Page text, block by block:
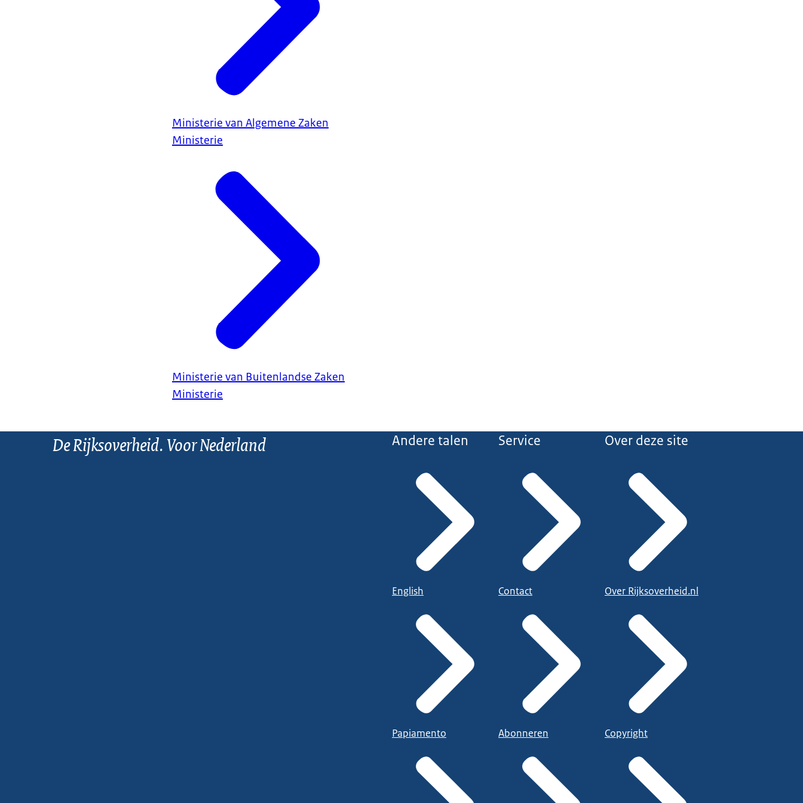
Ministerie van Algemene Zaken
Ministerie
Ministerie van Buitenlandse Zaken
Ministerie
De Rijksoverheid. Voor Nederland Andere talen
English
Papiamento
Service
Contact
Abonneren
Over deze site
Over Rijksoverheid.nl
Copyright